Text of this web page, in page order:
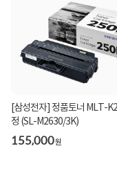
[삼성전자] 정품토너 MLT-
정 (SL-M2630/3K)
155,000원